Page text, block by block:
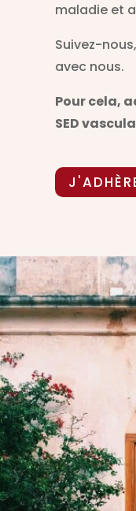
maladie et
Suivez-
avec nous.
Pour cela,
SED